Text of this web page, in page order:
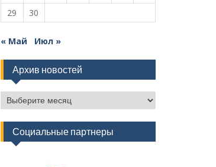
29
30
« Май Июл »
Архив новостей
Архив
новостей
Социальные партнеры